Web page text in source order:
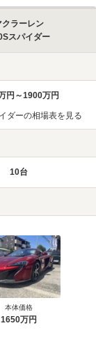
クラーレン
スパイダー
円～1900万円
ダーの相場表を見る
10台
本体価格
1650万円